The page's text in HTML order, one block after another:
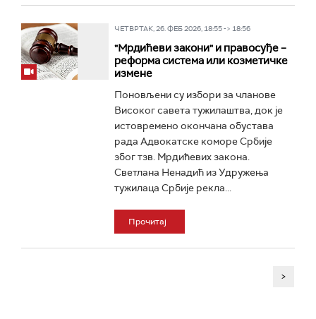
ЧЕТВРТАК, 26. ФЕБ 2026, 18:55 -> 18:56
"Мрдићеви закони" и правосуђе –
реформа система или козметичке
измене
Поновљени су избори за чланове
Високог савета тужилаштва, док је
истовремено окончана обустава
рада Адвокатске коморе Србије
због тзв. Мрдићевих закона.
Светлана Ненадић из Удружења
тужилаца Србије рекла...
Прочитај
>